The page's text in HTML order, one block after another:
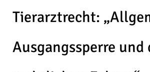
Tierarztrecht:
Ausgangssperre und